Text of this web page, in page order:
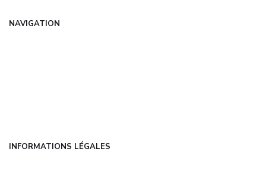
NAVIGATION
INFORMATIONS LÉGALES